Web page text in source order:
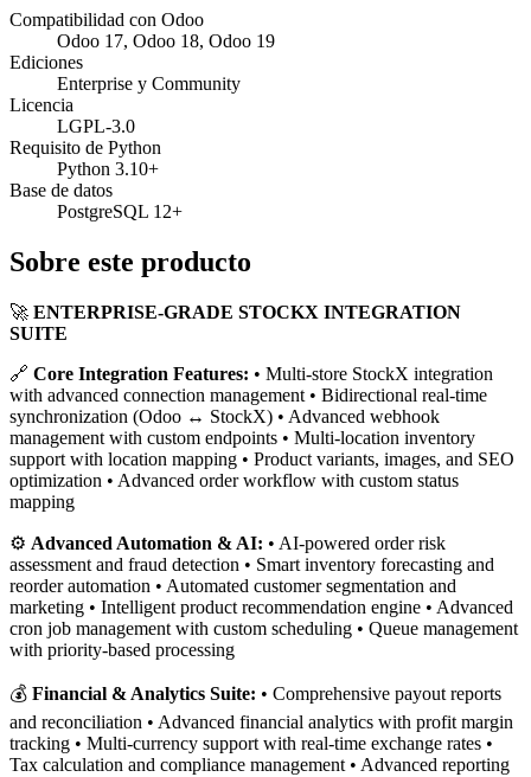
Compatibilidad con Odoo
Odoo 17, Odoo 18, Odoo 19
Ediciones
Enterprise y Community
Licencia
LGPL-3.0
Requisito de Python
Python 3.10+
Base de datos
PostgreSQL 12+
Sobre este producto
🚀 ENTERPRISE-GRADE STOCKX INTEGRATION
SUITE
🔗 Core Integration Features: • Multi-store StockX integration
with advanced connection management • Bidirectional real-time
synchronization (Odoo ↔ StockX) • Advanced webhook
management with custom endpoints • Multi-location inventory
support with location mapping • Product variants, images, and SEO
optimization • Advanced order workflow with custom status
mapping
⚙️ Advanced Automation & AI: • AI-powered order risk
assessment and fraud detection • Smart inventory forecasting and
reorder automation • Automated customer segmentation and
marketing • Intelligent product recommendation engine • Advanced
cron job management with custom scheduling • Queue management
with priority-based processing
💰 Financial & Analytics Suite: • Comprehensive payout reports
and reconciliation • Advanced financial analytics with profit margin
tracking • Multi-currency support with real-time exchange rates •
Tax calculation and compliance management • Advanced reporting